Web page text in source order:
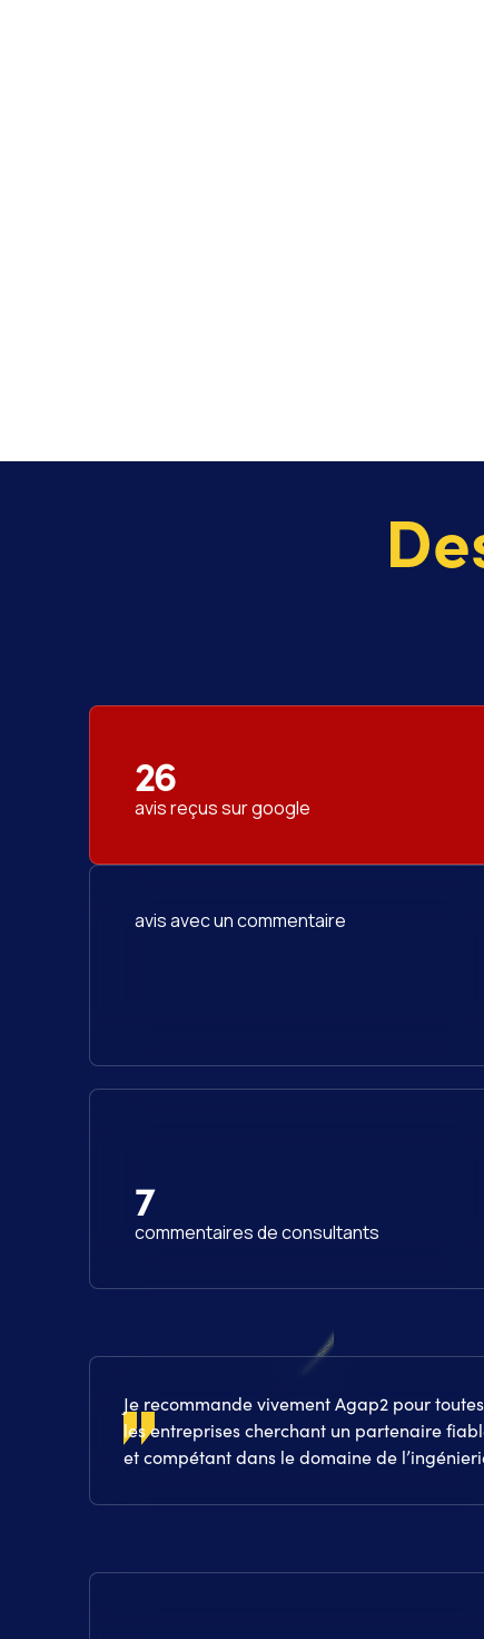
26
avis reçus sur google
avis avec un commentaire
7
commentaires de consultants
Je recommande vivement Agap2 pour toutes
les entreprises cherchant un partenaire
et compétant dans le domaine de